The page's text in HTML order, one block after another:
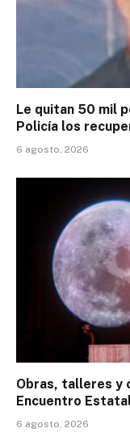
Le quitan 50 mil
Policía los
6 agosto, 2026
Obras, talleres y
Encuentro
6 agosto, 2026